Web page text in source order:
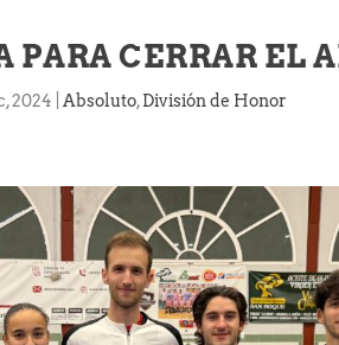
PARA CERRAR EL
2024 Absoluto,División de Honor